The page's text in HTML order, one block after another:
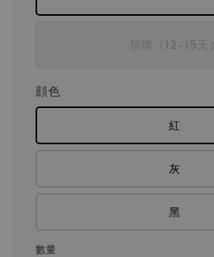
預購（12-15天）
顔色
紅
灰
黑
數量